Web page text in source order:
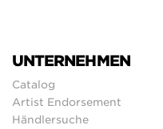
UNTERNEHMEN
Catalog
Artist Endorsement
Händlersuche